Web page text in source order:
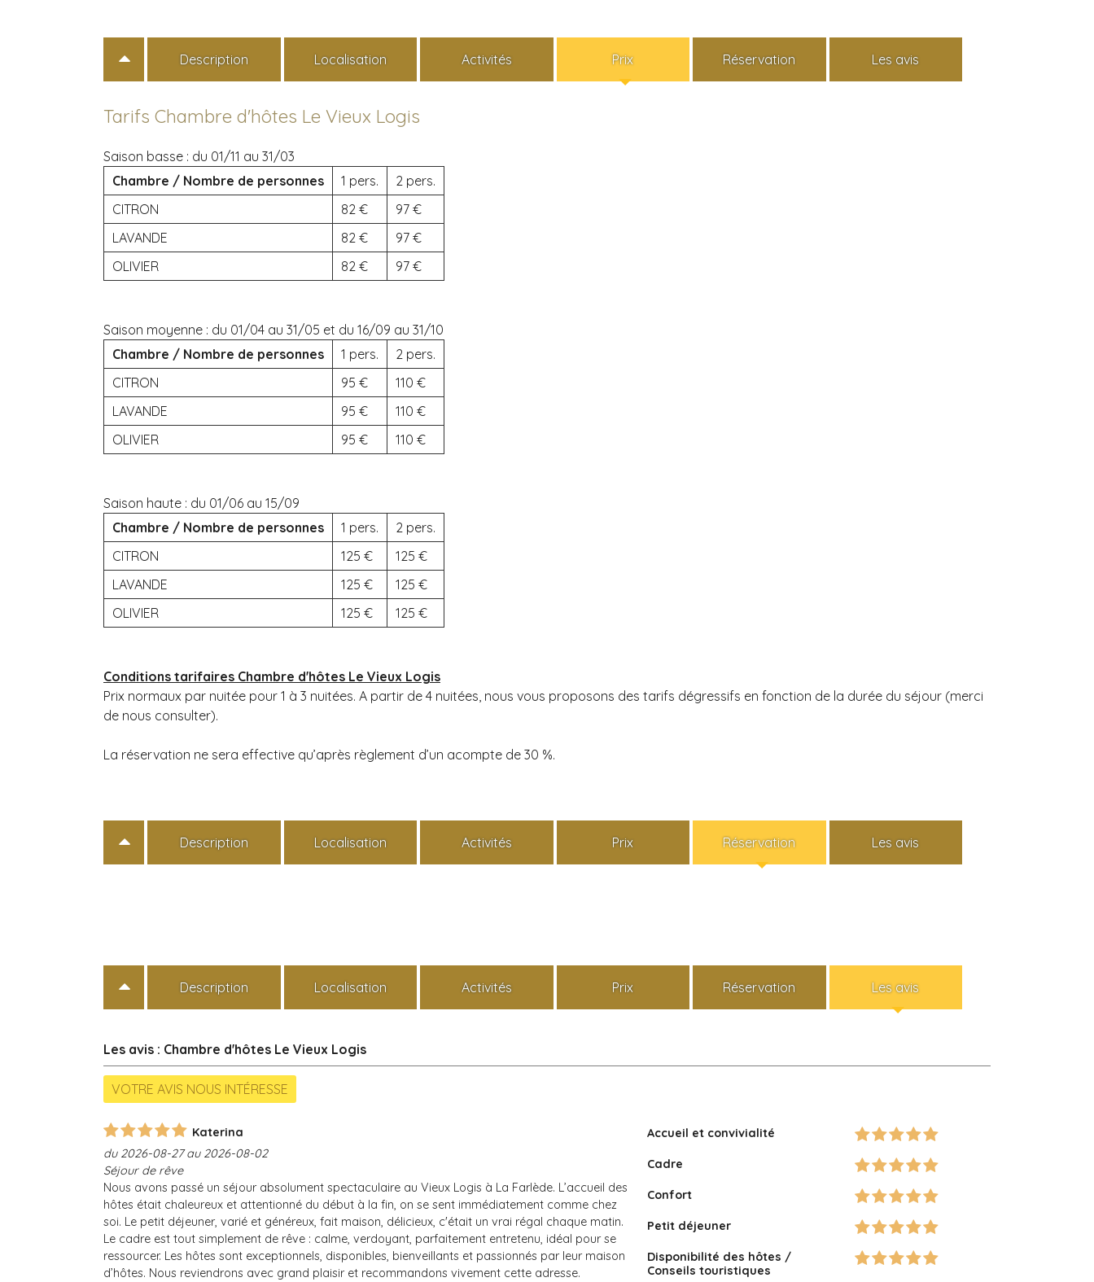
Description Localisation Activités Prix Réservation Les avis
Tarifs Chambre d'hôtes Le Vieux Logis
Saison basse : du 01/11 au 31/03
Chambre / Nombre de personnes
1 pers.
2 pers.
CITRON
82
97
LAVANDE
82
97
OLIVIER
82 97
Saison moyenne : du 01/04 au 31/05 et du 16/09 au 31/10
Chambre / Nombre de personnes
1 pers.
2 pers.
CITRON
95
110
LAVANDE
95
110
OLIVIER
95 110
Saison haute : du 01/06 au 15/09
Chambre / Nombre de personnes
1 pers.
2 pers.
CITRON
125
125
LAVANDE
125
125
OLIVIER
125 125
Conditions tarifaires Chambre d'hôtes Le Vieux Logis
Prix normaux par nuitée pour 1 à 3 nuitées. A partir de 4 nuitées, nous vous proposons des tarifs dégressifs en fonction de la durée du séjour (merci
de nous consulter).
La réservation ne sera effective qu’après règlement d’un acompte de 30 %.
Description Localisation Activités Prix Réservation Les avis
Description Localisation Activités Prix Réservation Les avis
Les avis : Chambre d'hôtes Le Vieux Logis
Katerina
du 2026-08-27 au 2026-08-02
Séjour de rêve
Nous avons passé un séjour absolument spectaculaire au Vieux Logis à La Farlède. L’accueil des
hôtes était chaleureux et attentionné du début à la fin, on se sent immédiatement comme chez
soi. Le petit déjeuner, varié et généreux, fait maison, délicieux, c'était un vrai régal chaque matin.
Le cadre est tout simplement de rêve : calme, verdoyant, parfaitement entretenu, idéal pour se
ressourcer. Les hôtes sont exceptionnels, disponibles, bienveillants et passionnés par leur maison
d’hôtes. Nous reviendrons avec grand plaisir et recommandons vivement cette adresse.
Accueil et convivialité
Cadre
Confort
Petit déjeuner
Disponibilité des hôtes /
Conseils touristiques